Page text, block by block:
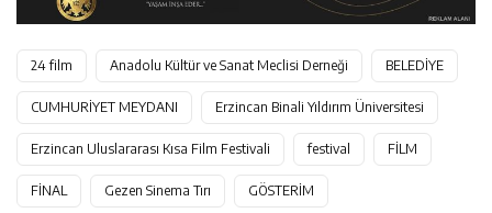
24 film Anadolu Kültür ve Sanat Meclisi Derneği BELEDİYE
CUMHURİYET MEYDANI Erzincan Binali Yıldırım Üniversitesi
Erzincan Uluslararası Kısa Film Festivali festival FİLM
FİNAL Gezen Sinema Tırı GÖSTERİM